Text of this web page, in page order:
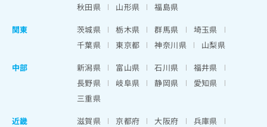
秋田県
山形県
福島県
関東
茨城県 栃木県 群馬県
埼玉県
千葉県
東京都 神奈川県
山梨県
中部
新潟県 富山県 石川県
福井県
長野県
岐阜県 静岡県
愛知県
三重県
近畿
滋賀県 京都府 大阪府
兵庫県